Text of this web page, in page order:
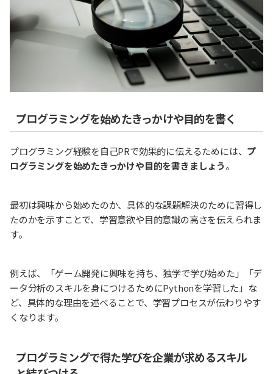
プログラミングを始めたきっかけや目的を書く
プログラミング経験を自己PRで効果的に伝えるためには、 プ
ログラミングを始めたきっかけや目的を書きましょう。
最初は興味から始めたのか、具体的な課題解決のために習得し
たのかを示すことで、学習意欲や目的意識の高さを伝えられま
す。
例えば、「ゲーム開発に興味を持ち、独学で学び始めた」「デ
ータ分析のスキルを身につけるためにPythonを学習した」な
ど、具体的な理由を述べることで、学習プロセスが伝わりやす
くなります。
プログラミングで得た学びを企業が求めるスキル